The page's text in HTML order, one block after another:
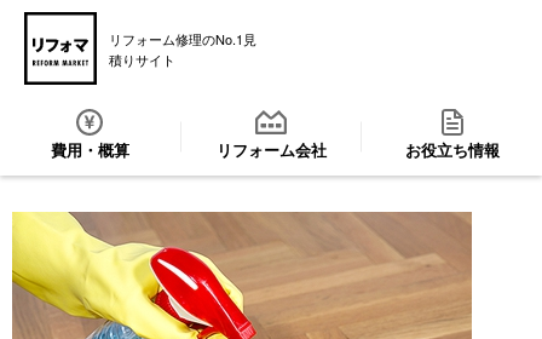
リフォーム修理のNo.1見
積りサイト
費用・概算 リフォーム会社 お役立ち情報